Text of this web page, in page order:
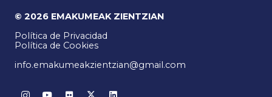
© 2026 EMAKUMEAK ZIENTZIAN
Política de Privacidad
Política de Cookies
info.emakumeakzientzian@gmail.com